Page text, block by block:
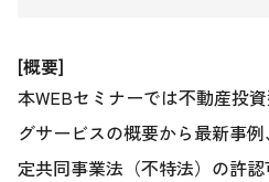
[概要]
本WEBセミナーでは不動産投
グサービスの概要から最新事
定共同事業法（不特法）の許